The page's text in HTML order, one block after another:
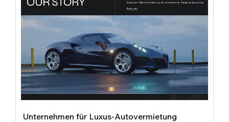
Unternehmen für Luxus-Autovermietung